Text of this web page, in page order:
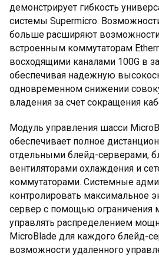
демонстрирует гибкость
системы Supermicro.
больше расширяют
встроенным коммутаторам
восходящими каналами 100G в
обеспечивая надежную
одновременном снижении
владения за счет сокращения
Модуль управления шасси
обеспечивает полное
отдельными блейд-серверами,
вентиляторами охлаждения и
коммутаторами. Системные
контролировать максимальное
сервер с помощью ограничения
управлять распределением
MicroBlade для каждого блейд-
возможности удаленного